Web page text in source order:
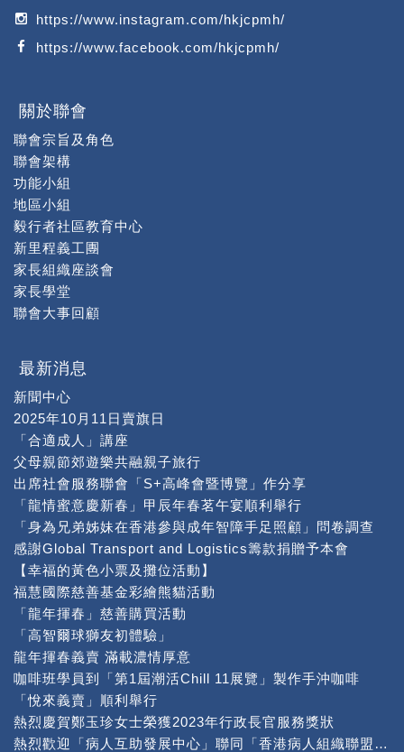
https://www.instagram.com/hkjcpmh/
https://www.facebook.com/hkjcpmh/
關於聯會
聯會宗旨及角色
聯會架構
功能小組
地區小組
毅行者社區教育中心
新里程義工團
家長組織座談會
家長學堂
聯會大事回顧
最新消息
新聞中心
2025年10月11日賣旗日
「合適成人」講座
父母親節郊遊樂共融親子旅行
出席社會服務聯會「S+高峰會暨博覽」作分享
「龍情蜜意慶新春」甲辰年春茗午宴順利舉行
「身為兄弟姊妹在香港參與成年智障手足照顧」問卷調查
感謝Global Transport and Logistics籌款捐贈予本會
【幸福的黃色小票及攤位活動】
福慧國際慈善基金彩繪熊貓活動
「龍年揮春」慈善購買活動
「高智爾球獅友初體驗」
龍年揮春義賣 滿載濃情厚意
咖啡班學員到「第1屆潮活Chill 11展覽」製作手沖咖啡
「悅來義賣」順利舉行
熱烈慶賀鄭玉珍女士榮獲2023年行政長官服務獎狀
熱烈歡迎「病人互助發展中心」聯同「香港病人組織聯盟」到本中心交流